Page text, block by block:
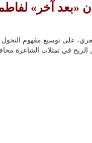
«بعد آخر»
على توسيع مفهوم
الريح في تمثلات